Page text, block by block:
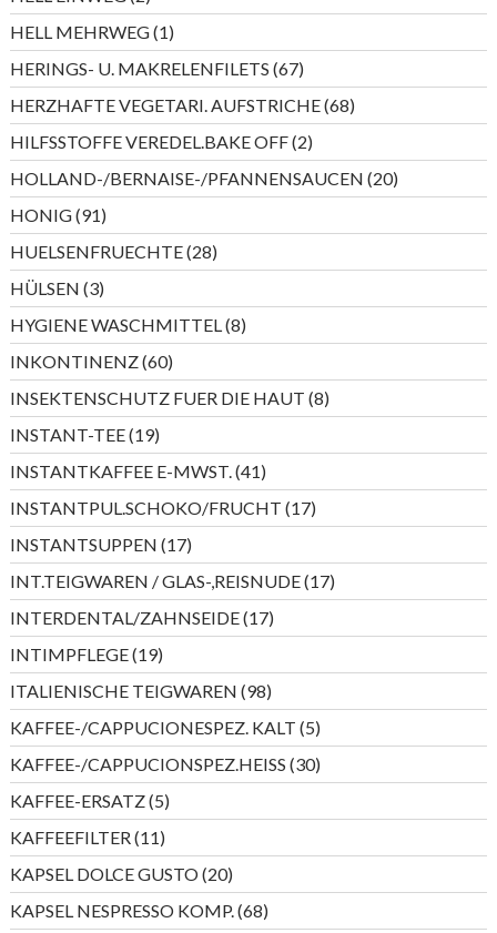
Produkte
HELL MEHRWEG 11
Produkt
HERINGS- U. MAKRELENFILETS 6767
Produkte
HERZHAFTE VEGETARI. AUFSTRICHE 6868
Produkte
HILFSSTOFFE VEREDEL.BAKE OFF 22
Produkte
HOLLAND-/BERNAISE-/PFANNENSAUCEN 2020
Produkte
HONIG 9191
Produkte
HUELSENFRUECHTE 2828
Produkte
HÜLSEN 33
Produkte
HYGIENE WASCHMITTEL 88
Produkte
INKONTINENZ 6060
Produkte
INSEKTENSCHUTZ FUER DIE HAUT 88
Produkte
INSTANT-TEE 1919
Produkte
INSTANTKAFFEE E-MWST. 4141
Produkte
INSTANTPUL.SCHOKO/FRUCHT 1717
Produkte
INSTANTSUPPEN 1717
Produkte
INT.TEIGWAREN / GLAS-,REISNUDE 1717
Produkte
INTERDENTAL/ZAHNSEIDE 1717
Produkte
INTIMPFLEGE 1919
Produkte
ITALIENISCHE TEIGWAREN 9898
Produkte
KAFFEE-/CAPPUCIONESPEZ. KALT 55
Produkte
KAFFEE-/CAPPUCIONSPEZ.HEISS 3030
Produkte
KAFFEE-ERSATZ 55
Produkte
KAFFEEFILTER 1111
Produkte
KAPSEL DOLCE GUSTO 2020
Produkte
KAPSEL NESPRESSO KOMP. 6868